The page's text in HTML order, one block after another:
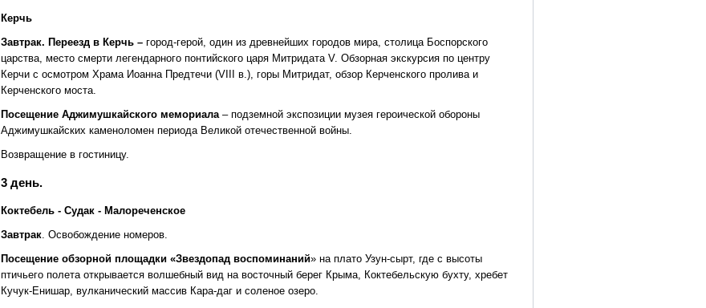
Керчь
Завтрак. Переезд в Керчь –город-герой, один из древнейших городов мира, столица Боспорского
царства, место смерти легендарного понтийского царя Митридата V. Обзорная экскурсия по центру
Керчи с осмотром Храма Иоанна Предтечи (VIII в.), горы Митридат, обзор Керченского пролива и
Керченского моста.
Посещение Аджимушкайского мемориала – подземной экспозиции музея героической обороны
Аджимушкайских каменоломен периода Великой отечественной войны.
Возвращение в гостиницу.
3 день.
Коктебель - Судак - Малореченское
Завтрак. Освобождение номеров.
Посещение обзорной площадки «Звездопад воспоминаний» на плато Узун-сырт, где с высоты
птичьего полета открывается волшебный вид на восточный берег Крыма, Коктебельскую бухту, хребет
Кучук-Енишар, вулканический массив Кара-даг и соленое озеро.